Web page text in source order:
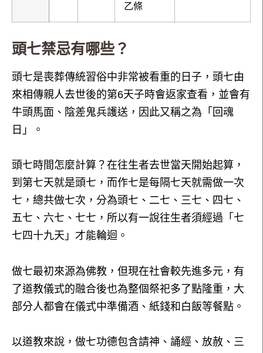
乙條
頭七禁忌有哪些？
頭七是喪葬傳統習俗中非常被看重的日子，頭七由
來相傳親人去世後的第6天子時會返家查看，並會有
牛頭馬面、陰差鬼兵護送，因此又稱之為「回魂
日」。
頭七時間怎麼計算？在往生者去世當天開始起算，
到第七天就是頭七，而作七是每隔七天就需做一次
七，總共做七次，分為頭七、二七、三七、四七、
五七、六七、七七，所以有一說往生者須經過「七
七四十九天」才能輪迴。
做七最初來源為佛教，但現在社會較先進多元，有
了道教儀式的融合後也為整個祭祀多了點隆重，大
部分人都會在儀式中準備酒、紙錢和白飯等餐點。
以道教來說，做七功德包含請神、誦經、放赦、三